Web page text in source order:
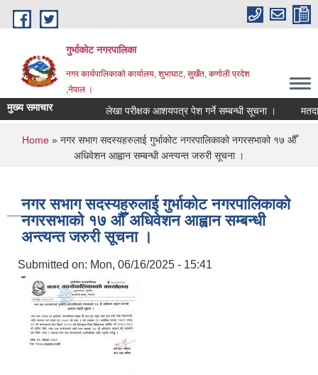
Skip to main content
गुर्भाकोट नगरपालिका
नगर कार्यपालिकाको कार्यालय, शुभाघाट, सुर्खेत, कर्णाली प्रदेश
,नेपाल ।
मुख्य समाचार लेखा परीक्षक आशयपत्र पेश गर्ने सम्बन्धी सूचना । मतदा
You are here
Home » नगर सभाग सदस्यहरुलाई गुर्भाकोट नगरपालिकाको नगरसभाको १७ ‍औँ
अधिवेशन आह्वान सम्बन्धी अन्त्यन्त जरुरी सूचना ।
नगर सभाग सदस्यहरुलाई गुर्भाकोट नगरपालिकाको
नगरसभाको १७ ‍औँ अधिवेशन आह्वान सम्बन्धी
अन्त्यन्त जरुरी सूचना ।
Submitted on: Mon, 06/16/2025 - 15:41